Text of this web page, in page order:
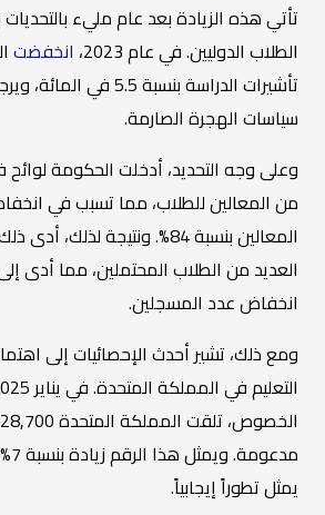
تأتي هذه الزيادة بعد عام مليء بالتحديات
الطلاب الدوليين. في عام 2023،
انخفضت
تأشيرات الدراسة بنسبة
سياسات الهجرة الصارمة.
من المعالين للطلاب، مما تسبب في
المعالين بنسبة 84%. ونتيجة
العديد من الطلاب المحتملين، مما أدى
انخفاض عدد المسجلين.
ومع ذلك، تشير أحدث الإحصائيات إلى
يمثل تطوراً إيجابياً.